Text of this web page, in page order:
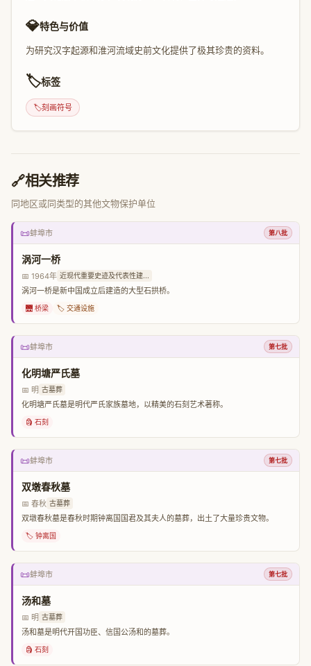
💎特色与价值
为研究汉字起源和淮河流域史前文化提供了极其珍贵的资料。
🏷️标签
🏷️刻画符号
🔗相关推荐
同地区或同类型的其他文物保护单位
📜蚌埠市 第八批
涡河一桥
📅 1964年 近现代重要史迹及代表性建...
涡河一桥是新中国成立后建造的大型石拱桥。
🌉 桥梁 🏷️ 交通设施
📜蚌埠市 第七批
化明塘严氏墓
📅 明 古墓葬
化明塘严氏墓是明代严氏家族墓地，以精美的石刻艺术著称。
🗿 石刻
📜蚌埠市 第七批
双墩春秋墓
📅 春秋 古墓葬
双墩春秋墓是春秋时期钟离国国君及其夫人的墓葬，出土了大量珍贵文物。
🏷️ 钟离国
📜蚌埠市 第七批
汤和墓
📅 明 古墓葬
汤和墓是明代开国功臣、信国公汤和的墓葬。
🗿 石刻